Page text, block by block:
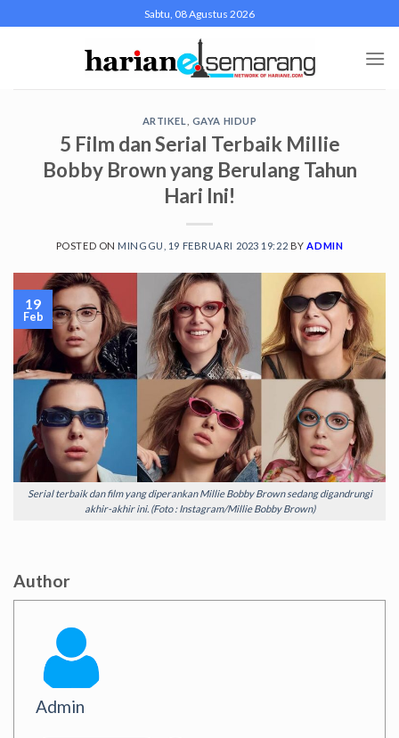
to
Sabtu, 08 Agustus 2026
ARTIKEL GAYA HIDUP
5 Film dan Serial Terbaik Millie
Bobby Brown yang Berulang Tahun
Hari Ini!
POSTED ON MINGGU, 19 FEBRUARI 2023 19:22 BY ADMIN
Serial terbaik dan film yang diperankan Millie Bobby Brown sedang digandrungi
akhir-akhir ini. (Foto : Instagram/Millie Bobby Brown)
19
Feb
Author
Admin